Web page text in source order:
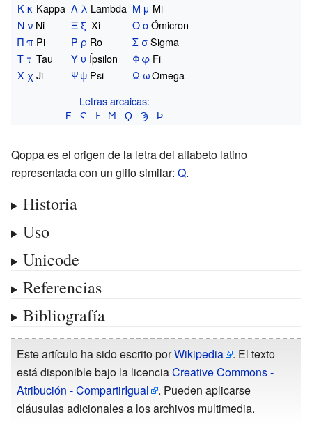
Κκ Kappa Λ λ Lambda Μ μ Mi
Νν Ni Ξ ξ Xi ΟοÓmicron
Ππ Pi Ρ ρ Ro Σ σSigma
Τ τ Tau Υ υ Ípsilon Φφ Fi
Χ χ Ji Ψψ Psi Ω ωOmega
Letras arcaicas:
Ϝ
Ϛ Ͱ Ϻ Ϙ Ϡ Ϸ
Qoppa es el origen de la letra del alfabeto latino
representada con un glifo similar: Q.
Historia
Uso
Unicode
Referencias
Bibliografía
Este artículo ha sido escrito porWikipedia
. El texto
está disponible bajo la licenciaCreative Commons -
Atribución - CompartirIgual
. Pueden aplicarse
cláusulas adicionales a los archivos multimedia.